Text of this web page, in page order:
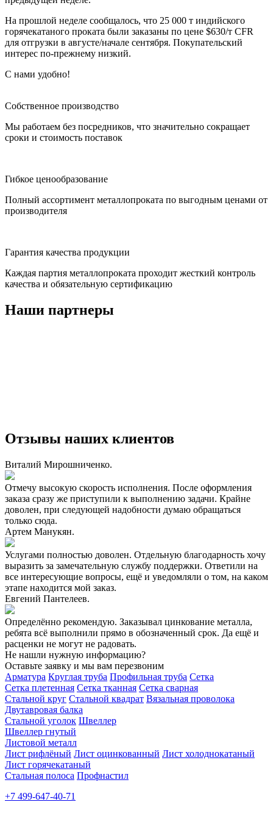
На прошлой неделе сообщалось, что 25 000 т индийского
горячекатаного проката были заказаны по цене $630/т CFR
для отгрузки в августе/начале сентября. Покупательский
интерес по-прежнему низкий.
С нами удобно!
Собственное производство
Мы работаем без посредников, что значительно сокращает
сроки и стоимость поставок
Гибкое ценообразование
Полный ассортимент металлопроката по выгодным ценами от
производителя
Гарантия качества продукции
Каждая партия металлопроката проходит жесткий контроль
качества и обязательную сертификацию
Наши партнеры
Отзывы наших клиентов
Виталий Мирошниченко.
Отмечу высокую скорость исполнения. После оформления
заказа сразу же приступили к выполнению задачи. Крайне
доволен, при следующей надобности думаю обращаться
только сюда.
Артем Манукян.
Услугами полностью доволен. Отдельную благодарность хочу
выразить за замечательную службу поддержки. Ответили на
все интересующие вопросы, ещё и уведомляли о том, на каком
этапе находится мой заказ.
Евгений Пантелеев.
Определённо рекомендую. Заказывал цинкование металла,
ребята всё выполнили прямо в обозначенный срок. Да ещё и
расценки не могут не радовать.
Не нашли нужную информацию?
Оставьте заявку и мы вам перезвоним
Арматура Круглая труба Профильная труба Сетка
Сетка плетенная Сетка тканная Сетка сварная
Стальной круг Стальной квадрат Вязальная проволока
Двутавровая балка
Стальной уголок Швеллер
Швеллер гнутый
Листовой металл
Лист рифлёный Лист оцинкованный Лист холоднокатаный
Лист горячекатаный
Стальная полоса Профнастил
+7 499-647-40-71